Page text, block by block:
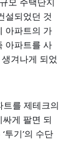
설되었던 것
아파트의 가
아파트를 사
겨나게 되었
를 제테크의
게 팔면 되
투기’의 수단